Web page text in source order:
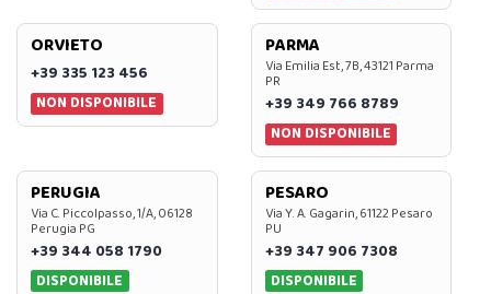
ORVIETO
+39 335 123 456
NON DISPONIBILE
PARMA
Via Emilia Est, 7B, 43121 Parma
PR
+39 349 766 8789
NON DISPONIBILE
PERUGIA
Via C. Piccolpasso, 1/A, 06128
Perugia PG
+39 344 058 1790
DISPONIBILE
PESARO
Via Y. A. Gagarin, 61122 Pesaro
PU
+39 347 906 7308
DISPONIBILE